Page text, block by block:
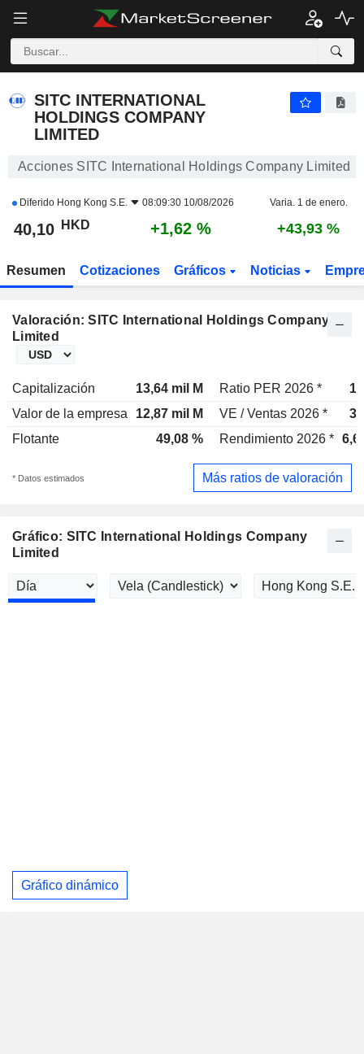
SITC INTERNATIONAL
HOLDINGS COMPANY
LIMITED
Acciones SITC International Holdings Company Limited
Diferido Hong Kong S.E. 08:09:30 10/08/2026 Varia. 1 de enero.
40,10 HKD +1,62 % +43,93 %
Resumen Cotizaciones Gráficos Noticias
Valoración: SITC International Holdings Company
Limited
Capitalización 13,64 mil M Ratio PER 2026 *
Valor de la empresa
12,87 mil M VE / Ventas 2026 *
Flotante
49,08 % Rendimiento 2026 *
* Datos estimados Más ratios de valoración
Gráfico: SITC International Holdings Company
Limited
Gráfico dinámico